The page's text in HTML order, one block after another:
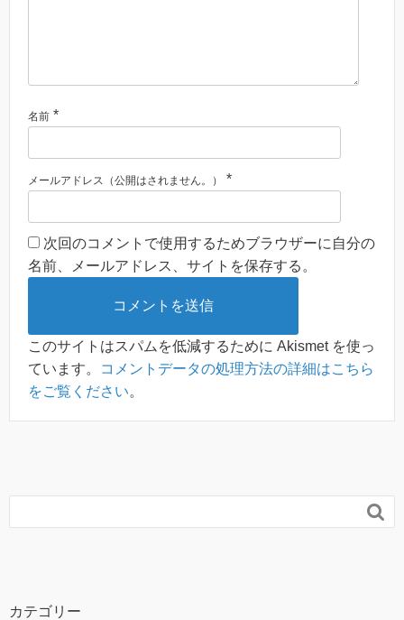
名前 *
メールアドレス（公開はされません。） *
次回のコメントで使用するためブラウザーに自分の
名前、メールアドレス、サイトを保存する。
このサイトはスパムを低減するために Akismet を使っ
ています。
コメントデータの処理方法の詳細はこちら
をご覧ください。

カテゴリー